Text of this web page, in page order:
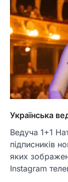
Українська
Ведуча 1+1
підписників
яких
Instagram